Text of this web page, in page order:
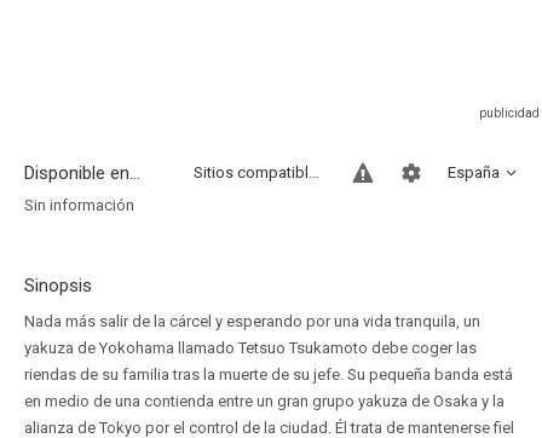
Disponible en... España
Sitios compatibles
Sin información
Sinopsis
Nada más salir de la cárcel y esperando por una vida tranquila, un
yakuza de Yokohama llamado Tetsuo Tsukamoto debe coger las
riendas de su familia tras la muerte de su jefe. Su pequeña banda está
en medio de una contienda entre un gran grupo yakuza de Osaka y la
alianza de Tokyo por el control de la ciudad. Él trata de mantenerse fiel